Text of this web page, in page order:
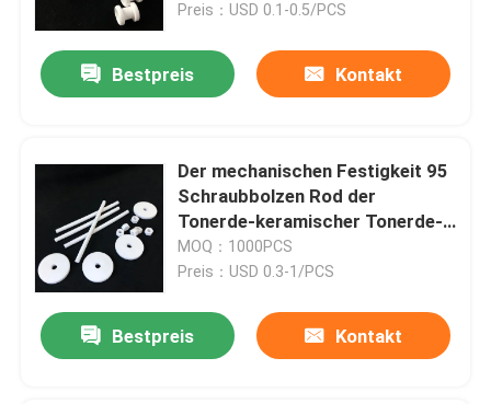
Preis：USD 0.1-0.5/PCS
Bestpreis Kontakt
Der mechanischen Festigkeit 95
Schraubbolzen Rod der
Tonerde-keramischer Tonerde-
AL2O3
MOQ：1000PCS
Preis：USD 0.3-1/PCS
Bestpreis Kontakt